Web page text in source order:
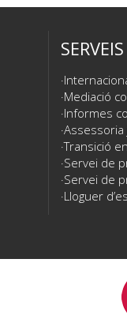
SERVEIS
Mediació
Informes
Assessoria
Transició
Servei de
Servei de
Lloguer